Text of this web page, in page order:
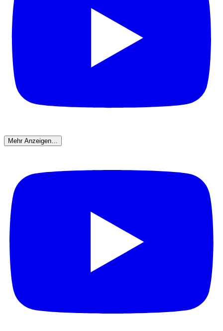
Mehr Anzeigen…